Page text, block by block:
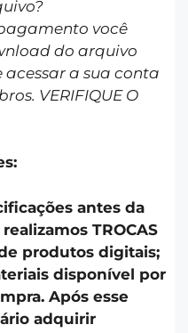
você
do arquivo
acessar a sua conta
VERIFIQUE O
antes da
TROCAS
de produtos digitais;
disponível por
Após esse
adquirir